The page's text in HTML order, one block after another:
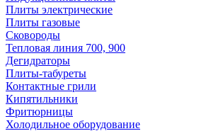
Плиты электрические
Плиты газовые
Сковороды
Тепловая линия 700, 900
Дегидраторы
Плиты-табуреты
Контактные грили
Кипятильники
Фритюрницы
Холодильное оборудование